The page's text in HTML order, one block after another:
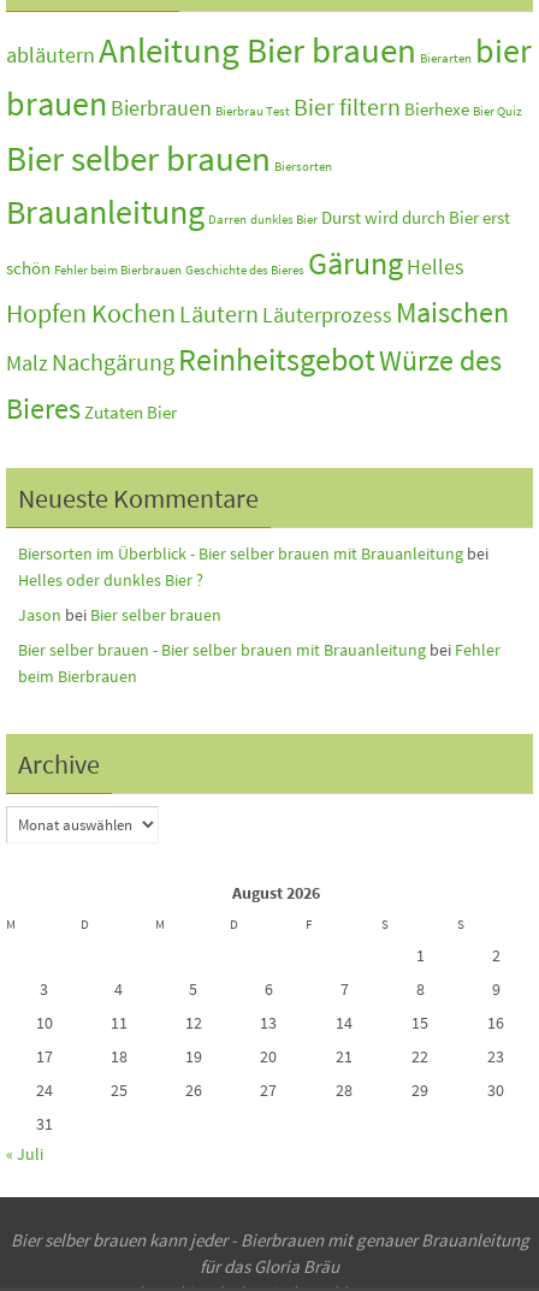
abläuternAnleitung Bier brauen Bierarten bier
brauen Bierbrauen Bierbrau Test Bier filtern Bierhexe Bier Quiz
Bier selber brauen Biersorten
Brauanleitung Darren dunkles Bier Durst wird durch Bier erst
schön Fehler beim Bierbrauen Geschichte des Bieres GärungHelles
Hopfen Kochen Läutern Läuterprozess Maischen
MalzNachgärung ReinheitsgebotWürze des
Bieres Zutaten Bier
Neueste Kommentare
Biersorten im Überblick - Bier selber brauen mit Brauanleitung bei
Helles oder dunkles Bier ?
Jason bei Bier selber brauen
Bier selber brauen - Bier selber brauen mit Brauanleitung bei Fehler
beim Bierbrauen
Archive
August 2026
M D M D F S S
« Juli
1
2
3
4 5 6 7 8
9
10
11 12 13 14 15
16
17
18 19 20 21 22
23
24
25 26 27 28 29
30
31
Bier selber brauen kann jeder - Bierbrauen mit genauer Brauanleitung
für das Gloria Bräu